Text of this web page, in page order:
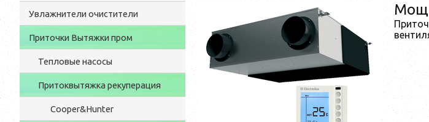
Увлажнители очистители
Приточки Вытяжки пром
Тепловые насосы
Притоквытяжка рекуперация
Cooper&Hunter